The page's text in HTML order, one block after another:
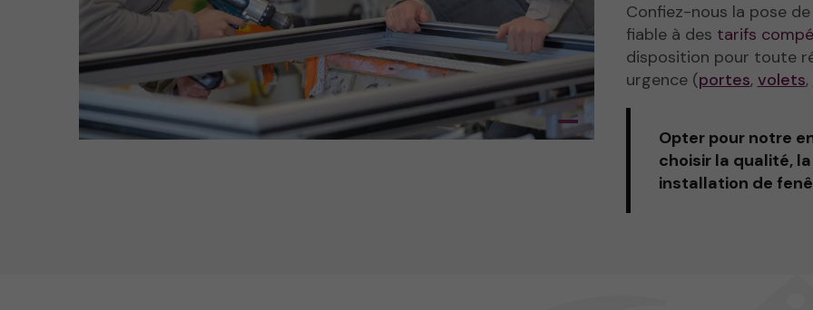
Confiez-nous la pose
fiable à des tarifs
disposition pour toute
urgence (portes, volets,
Opter pour notre
choisir la qualité,
installation de